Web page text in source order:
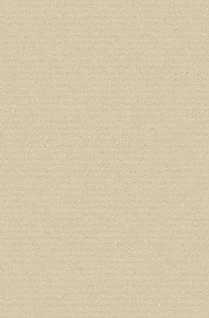
of dynamic
/home/users/confidit/
of dynamic
www/cms/
of dynamic
/home/users/confidit/
of dynamic